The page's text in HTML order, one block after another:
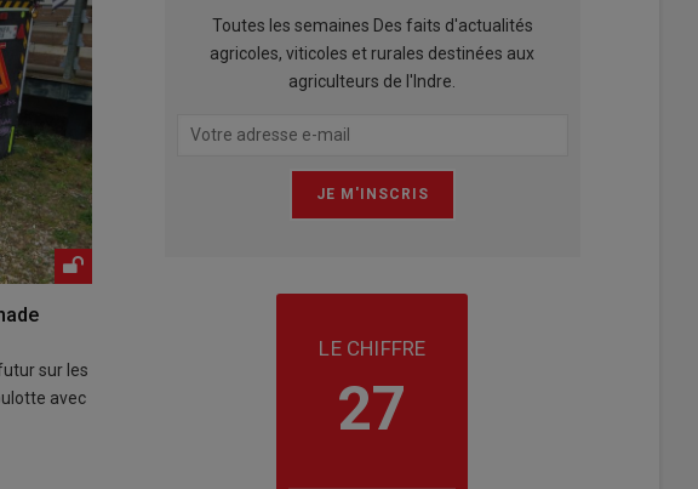
sur les
avec
Toutes les semaines Des faits d'actualités
agricoles, viticoles et rurales destinées aux
agriculteurs de l'Indre.
LE CHIFFRE
27